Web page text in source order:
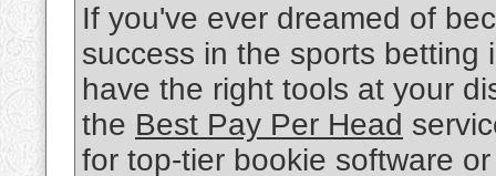
If you've ever dreamed of
success in the sports betting
have the right tools at your
the Best Pay Per Head
for top-tier bookie software